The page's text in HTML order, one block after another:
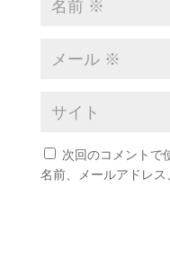
次回のコメントで
名前、メールアドレス